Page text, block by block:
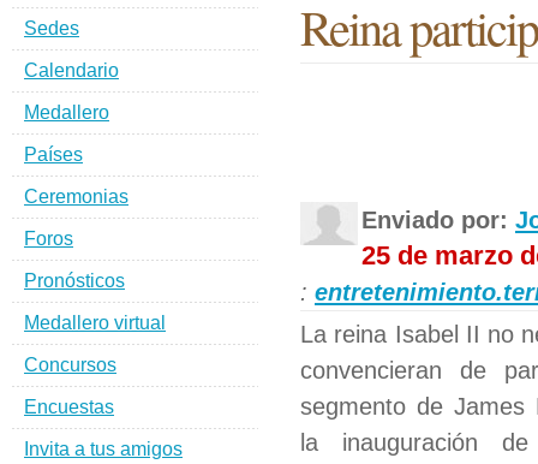
Reina
Enviado por:
25 de marzo
:
La reina Isabel II no
convencieran de
segmento de James
la inauguración
Sedes
Calendario
Medallero
Países
Ceremonias
Foros
Pronósticos
Medallero virtual
Concursos
Encuestas
Invita a tus amigos